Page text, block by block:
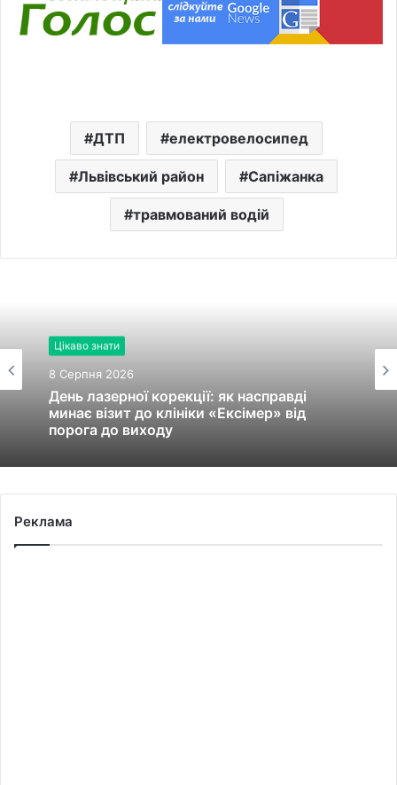
ДТП електровелосипед
Львівський район Сапіжанка
травмований водій
Цікаво знати
8 Серпня 2026
День лазерної корекції: як насправді
минає візит до клініки «Ексімер» від
порога до виходу
Реклама